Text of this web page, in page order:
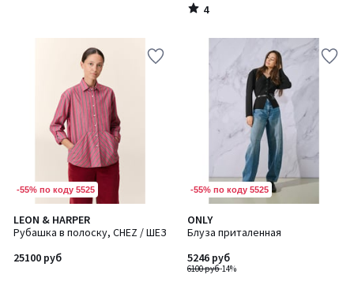
4
/
-55% по коду 5525
LEON & HARPER
Рубашка в полоску, CHEZ / ШЕЗ
25100 руб
-55% по коду 5525
ONLY
Блуза приталенная
6100 руб-14%
5246 руб